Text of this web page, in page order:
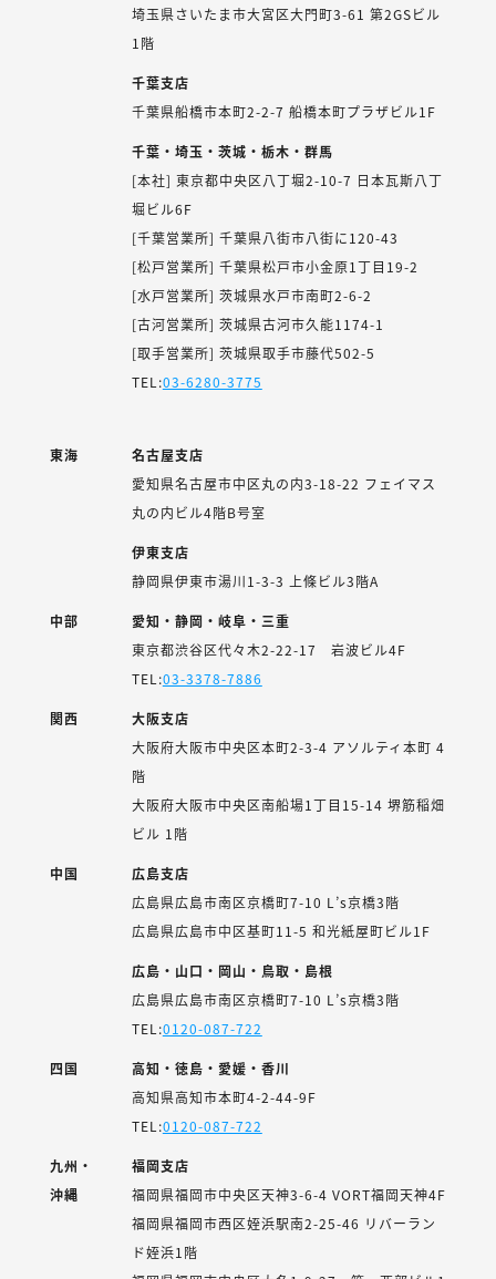
埼玉県さいたま市大宮区大門町3-61 第2GSビル
1階
千葉支店
千葉県船橋市本町2-2-7 船橋本町プラザビル1F
千葉・埼玉・茨城・栃木・群馬
[本社] 東京都中央区八丁堀2-10-7 日本瓦斯八丁
堀ビル6F
[千葉営業所] 千葉県八街市八街に120-43
[松戸営業所] 千葉県松戸市小金原1丁目19-2
[水戸営業所] 茨城県水戸市南町2-6-2
[古河営業所] 茨城県古河市久能1174-1
[取手営業所] 茨城県取手市藤代502-5
TEL:03-6280-3775
東海
名古屋支店
愛知県名古屋市中区丸の内3-18-22 フェイマス
丸の内ビル4階B号室
伊東支店
静岡県伊東市湯川1-3-3 上條ビル3階A
中部
愛知・静岡・岐阜・三重
東京都渋谷区代々木2-22-17 岩波ビル4F
TEL:03-3378-7886
関西
大阪支店
大阪府大阪市中央区本町2-3-4 アソルティ本町 4
階
大阪府大阪市中央区南船場1丁目15-14 堺筋稲畑
ビル 1階
中国
広島支店
広島県広島市南区京橋町7-10 L’s京橋3階
広島県広島市中区基町11-5 和光紙屋町ビル1F
広島・山口・岡山・鳥取・島根
広島県広島市南区京橋町7-10 L’s京橋3階
TEL:0120-087-722
四国
高知・徳島・愛媛・香川
高知県高知市本町4-2-44-9F
TEL:0120-087-722
九州・
沖縄
福岡支店
福岡県福岡市中央区天神3-6-4 VORT福岡天神4F
福岡県福岡市西区姪浜駅南2-25-46 リバーラン
ド姪浜1階